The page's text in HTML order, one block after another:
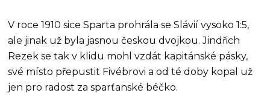
V roce 1910 sice Sparta prohrála se Slávií vysoko 1:5,
ale jinak už byla jasnou českou dvojkou. Jindřich
Rezek se tak v klidu mohl vzdát kapitánské pásky,
své místo přepustit Fivébrovi a od té doby kopal už
jen pro radost za sparťanské béčko.